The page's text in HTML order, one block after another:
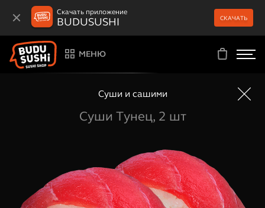
Скачать приложение
BUDUSUSHI СКАЧАТЬ
МЕНЮ
Суши и сашими
Суши Тунец, 2 шт